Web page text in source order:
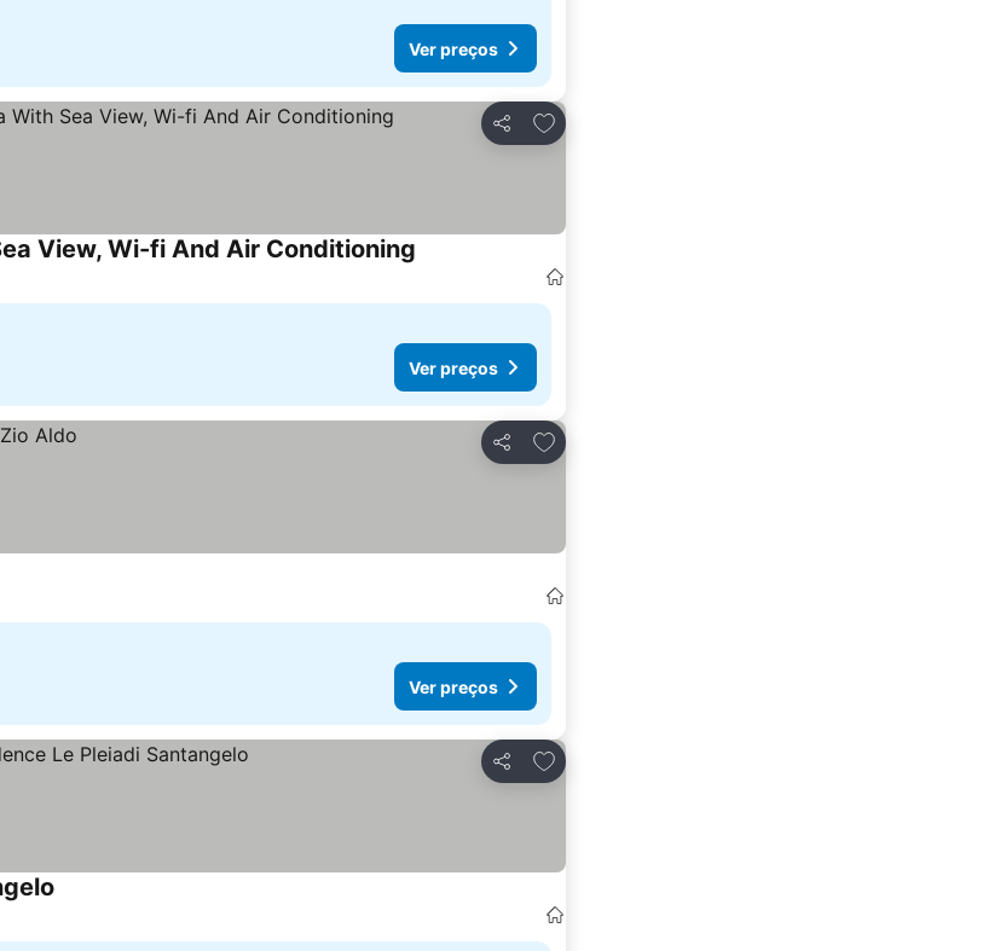
Ver preços
Partilhar
Adicionar aos favoritos
View, Wi-fi And Air Conditioning
Ver preços
Partilhar
Adicionar aos favoritos
Ver preços
Partilhar
Adicionar aos favoritos